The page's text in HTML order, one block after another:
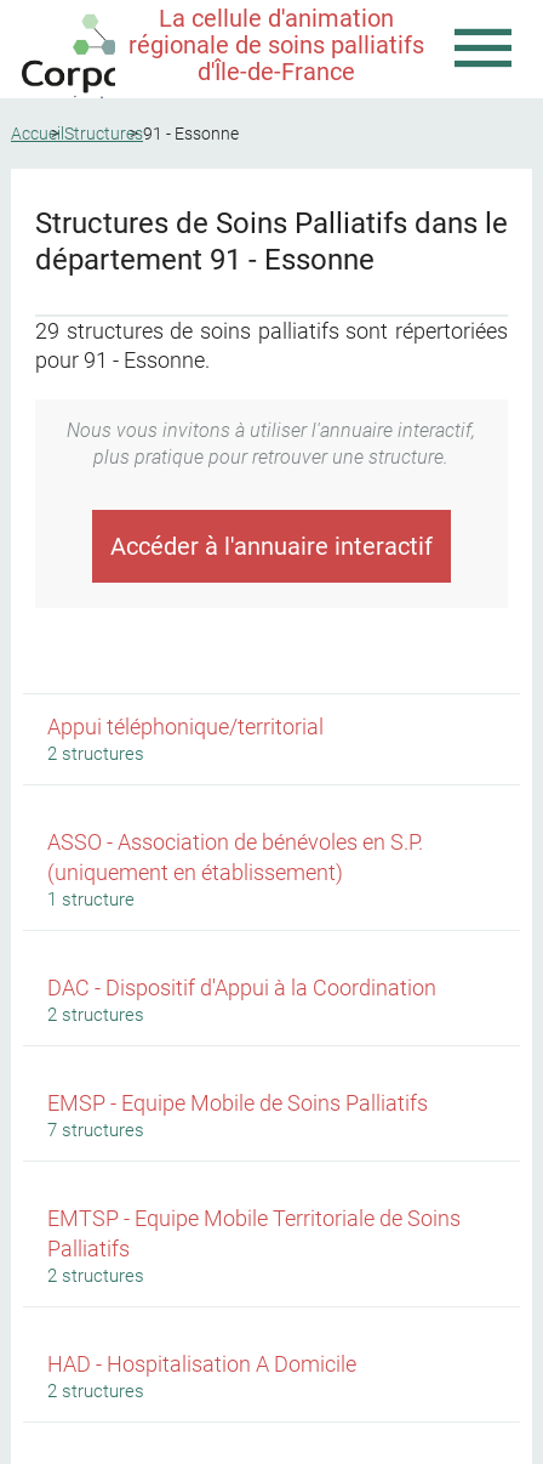
La cellule d'animation
régionale de soins palliatifs
d'Île-de-France
Accueil Structures91 - Essonne
Structures de Soins Palliatifs dans le
département 91 - Essonne
29 structures de soins palliatifs sont répertoriées
pour 91 - Essonne.
Nous vous invitons à utiliser l'annuaire interactif,
plus pratique pour retrouver une structure.
Accéder à l'annuaire interactif
Appui téléphonique/territorial
2 structures
ASSO - Association de bénévoles en S.P.
(uniquement en établissement)
1 structure
DAC - Dispositif d'Appui à la Coordination
2 structures
EMSP - Equipe Mobile de Soins Palliatifs
7 structures
EMTSP - Equipe Mobile Territoriale de Soins
Palliatifs
2 structures
HAD - Hospitalisation A Domicile
2 structures